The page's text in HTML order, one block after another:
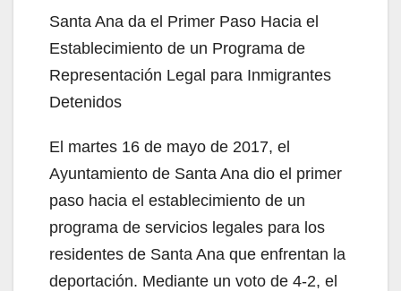
Santa Ana da el Primer Paso Hacia el
Establecimiento de un Programa de
Representación Legal para Inmigrantes
Detenidos
El martes 16 de mayo de 2017, el
Ayuntamiento de Santa Ana dio el primer
paso hacia el establecimiento de un
programa de servicios legales para los
residentes de Santa Ana que enfrentan la
deportación. Mediante un voto de 4-2, el